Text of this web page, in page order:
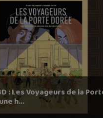
: Les Voyageurs de la
h...